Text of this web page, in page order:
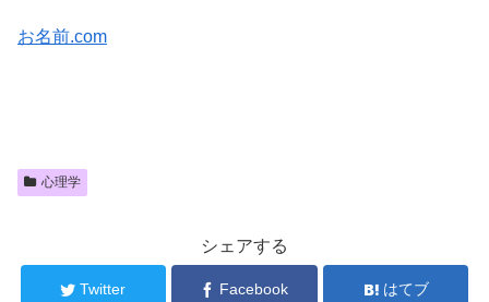
お名前.com
心理学
シェアする
Twitter Facebook はてブ